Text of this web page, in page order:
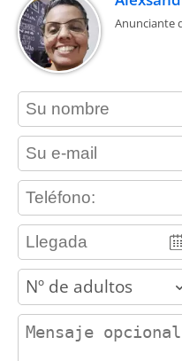
Anunciante
contact_name
contact_email
contact_phone
adults
contact_message